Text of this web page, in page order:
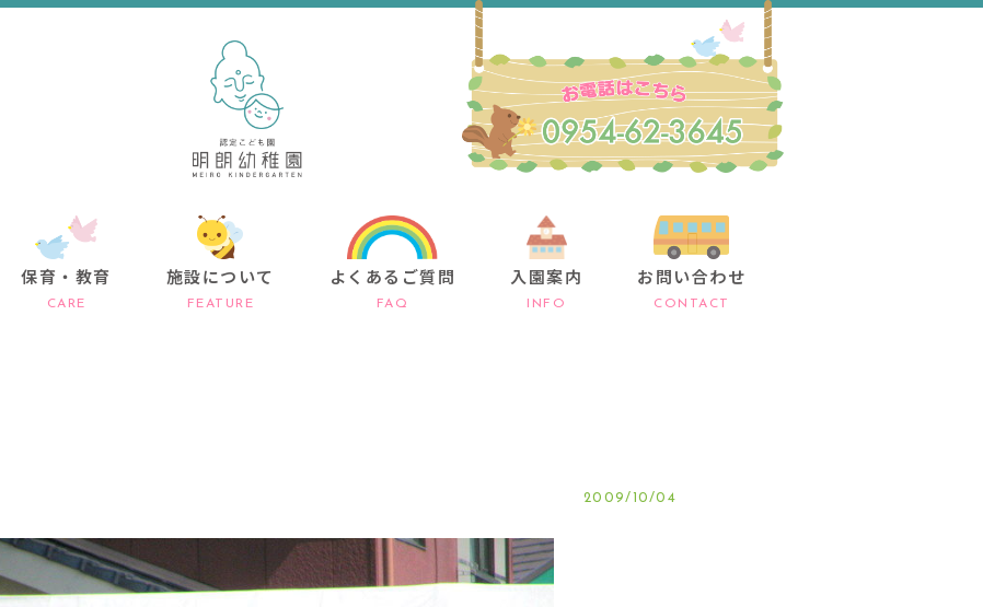
保育・教育
CARE
施設について
FEATURE
よくあるご質問
FAQ
入園案内
INFO
お問い合わせ
CONTACT
2009/10/04